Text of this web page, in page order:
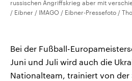
russischen Angriffskrieg aber mit
/ Eibner / IMAGO / Eibner-Pressefoto /
Bei der Fußball-
Juni und Juli wird auch die
Nationalteam, trainiert von der